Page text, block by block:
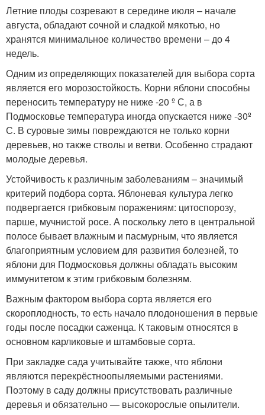
Летние плоды созревают в середине июля – начале
августа, обладают сочной и сладкой мякотью, но
хранятся минимальное количество времени – до 4
недель.
Одним из определяющих показателей для выбора сорта
является его морозостойкость. Корни яблони способны
переносить температуру не ниже -20 º С, а в
Подмосковье температура иногда опускается ниже -30º
С. В суровые зимы повреждаются не только корни
деревьев, но также стволы и ветви. Особенно страдают
молодые деревья.
Устойчивость к различным заболеваниям – значимый
критерий подбора сорта. Яблоневая культура легко
подвергается грибковым поражениям: цитоспорозу,
парше, мучнистой росе. А поскольку лето в центральной
полосе бывает влажным и пасмурным, что является
благоприятным условием для развития болезней, то
яблони для Подмосковья должны обладать высоким
иммунитетом к этим грибковым болезням.
Важным фактором выбора сорта является его
скороплодность, то есть начало плодоношения в первые
годы после посадки саженца. К таковым относятся в
основном карликовые и штамбовые сорта.
При закладке сада учитывайте также, что яблони
являются перекрёстноопыляемыми растениями.
Поэтому в саду должны присутствовать различные
деревья и обязательно — высокорослые опылители.